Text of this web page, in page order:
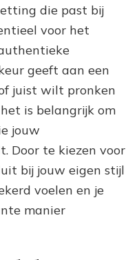
die past bij
voor het
geeft aan een
juist wilt pronken
is belangrijk om
jouw
Door te kiezen voor
bij jouw eigen stijl
voelen en je
manier